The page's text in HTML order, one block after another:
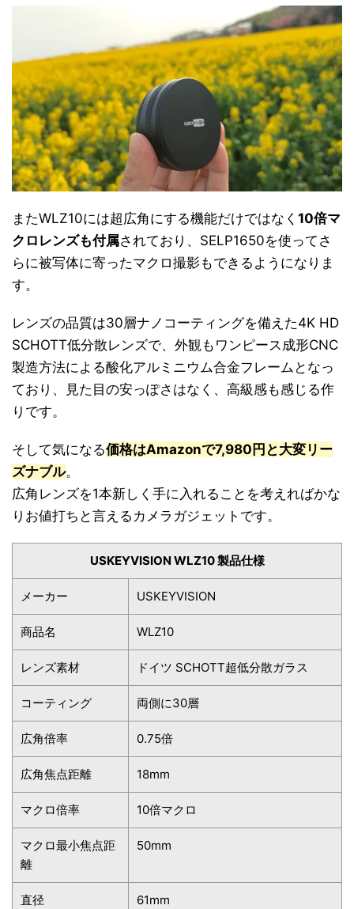
またWLZ10には超広角にする機能だけではなく 10倍マ
クロレンズも付属されており、SELP1650を使ってさ
らに被写体に寄ったマクロ撮影もできるようになりま
す。
レンズの品質は30層ナノコーティングを備えた4K HD
SCHOTT低分散レンズで、外観もワンピース成形CNC
製造方法による酸化アルミニウム合金フレームとなっ
ており、見た目の安っぽさはなく、高級感も感じる作
りです。
そして気になる価格はAmazonで7,980円と大変リー
ズナブル。
広角レンズを1本新しく手に入れることを考えればかな
りお値打ちと言えるカメラガジェットです。
USKEYVISION WLZ10 製品仕様
メーカー USKEYVISION
商品名 WLZ10
レンズ素材 ドイツ SCHOTT超低分散ガラス
コーティング 両側に30層
広角倍率 0.75倍
広角焦点距離 18mm
マクロ倍率 10倍マクロ
マクロ最小焦点距
離
50mm
直径 61mm